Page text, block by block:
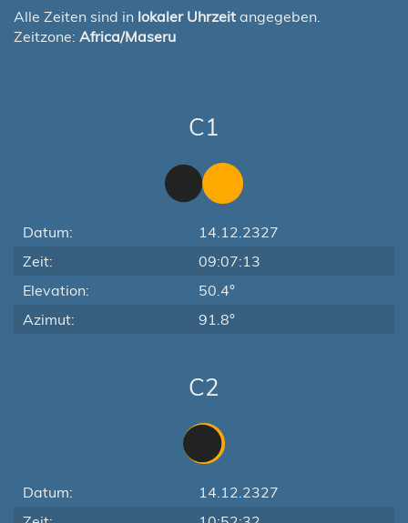
Alle Zeiten sind in lokaler Uhrzeit angegeben.
Zeitzone: Africa/Maseru
C1
Datum:
14.12.2327
Zeit:
09:07:13
Elevation:
50.4°
Azimut:
91.8°
C2
Datum:
14.12.2327